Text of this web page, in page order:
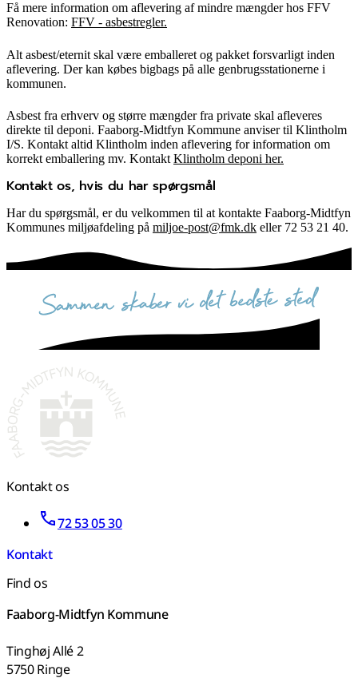
Få mere information om aflevering af mindre mængder hos FFV
Renovation: FFV - asbestregler.
Alt asbest/eternit skal være emballeret og pakket forsvarligt inden
aflevering. Der kan købes bigbags på alle genbrugsstationerne i
kommunen.
Asbest fra erhverv og større mængder fra private skal afleveres
direkte til deponi. Faaborg-Midtfyn Kommune anviser til Klintholm
I/S. Kontakt altid Klintholm inden aflevering for information om
korrekt emballering mv. Kontakt Klintholm deponi her.
Kontakt os, hvis du har spørgsmål
Har du spørgsmål, er du velkommen til at kontakte Faaborg-Midtfyn
Kommunes miljøafdeling på miljoe-post@fmk.dk eller 72 53 21 40.
sammen skaber vi det bedste sted
Kontakt os
72 53 05 30
Kontakt
Find os
Faaborg-Midtfyn Kommune
Tinghøj Allé 2
5750 Ringe